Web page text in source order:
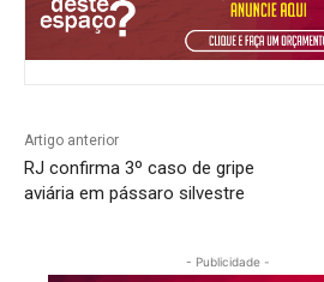
Artigo anterior
RJ confirma 3º caso de gripe
aviária em pássaro silvestre
- Publicidade -